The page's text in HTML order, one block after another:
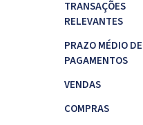
TRANSAÇÕES
RELEVANTES
PRAZO MÉDIO DE
PAGAMENTOS
VENDAS
COMPRAS